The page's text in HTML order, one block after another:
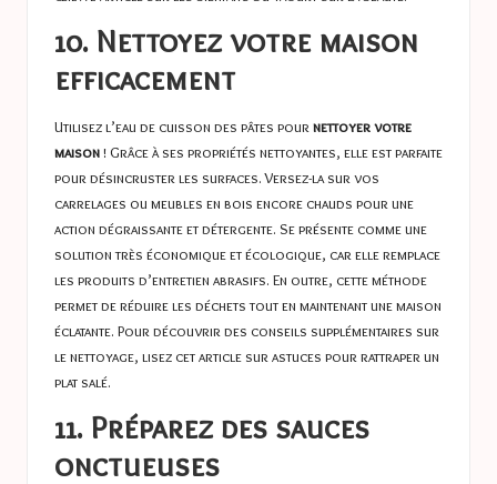
10. Nettoyez votre maison
efficacement
Utilisez l’eau de cuisson des pâtes pour nettoyer votre
maison! Grâce à ses propriétés nettoyantes, elle est parfaite
pour désincruster les surfaces. Versez-la sur vos
carrelages ou meubles en bois encore chauds pour une
action dégraissante et détergente. Se présente comme une
solution très économique et écologique, car elle remplace
les produits d’entretien abrasifs. En outre, cette méthode
permet de réduire les déchets tout en maintenant une maison
éclatante. Pour découvrir des conseils supplémentaires sur
le nettoyage, lisez cet article sur astuces pour rattraper un
plat salé.
11. Préparez des sauces
onctueuses